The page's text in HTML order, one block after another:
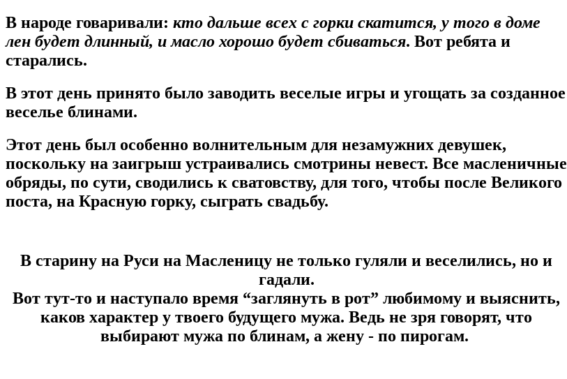
В народе говаривали: кто дальше всех с горки скатится, у того в доме
лен будет длинный, и масло хорошо будет сбиваться. Вот ребята и
старались.
В этот день принято было заводить веселые игры и угощать за созданное
веселье блинами.
Этот день был особенно волнительным для незамужних девушек,
поскольку на заигрыш устраивались смотрины невест. Все масленичные
обряды, по сути, сводились к сватовству, для того, чтобы после Великого
поста, на Красную горку, сыграть свадьбу.
В старину на Руси на Масленицу не только гуляли и веселились, но и
гадали.
Вот тут-то и наступало время “заглянуть в рот” любимому и выяснить,
каков характер у твоего будущего мужа. Ведь не зря говорят, что
выбирают мужа по блинам, а жену - по пирогам.